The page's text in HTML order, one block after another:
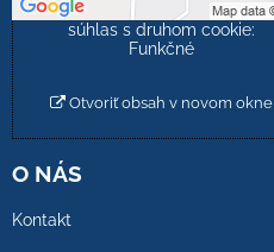
Povoliť a zapamätať -
súhlas s druhom cookie:
Funkčné
Otvoriť obsah v novom okne
O NÁS
Kontakt